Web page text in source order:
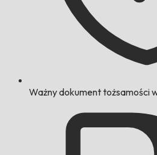
Ważny dokument tożsamości